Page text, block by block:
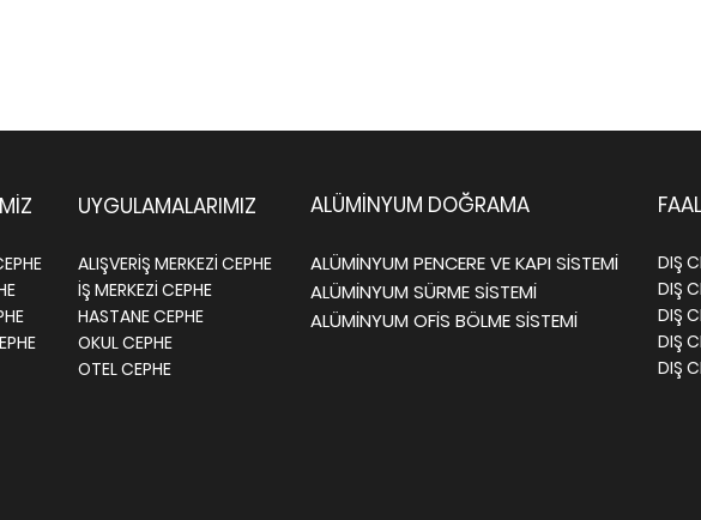
UYGULAMALARIMIZ ALÜMİNYUM DOĞRAMA
ALIŞVERİŞ MERKEZİ CEPHE
İŞ MERKEZİ CEPHE
HASTANE CEPHE
OKUL CEPHE
OTEL CEPHE
ALÜMİNYUM PENCERE VE KAPI SİSTEMİ
ALÜMİNYUM SÜRME SİSTEMİ
ALÜMİNYUM OFİS BÖLME SİSTEMİ
DIŞ
DIŞ
DIŞ
DIŞ
DIŞ